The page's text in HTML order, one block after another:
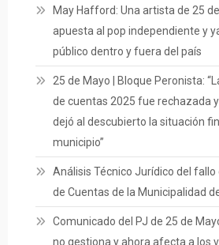
May Hafford: Una artista de 25
apuesta al pop independiente y
público dentro y fuera del país
25 de Mayo | Bloque Peronista:
de cuentas 2025 fue rechazada
dejó al descubierto la situación
municipio”
Análisis Técnico Jurídico del fallo
de Cuentas de la Municipalidad
Comunicado del PJ de 25 de
no gestiona y ahora afecta a los